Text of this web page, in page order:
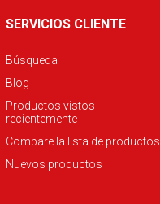
SERVICIOS CLIENTE
Búsqueda
Blog
Productos vistos
recientemente
Compare la lista de productos
Nuevos productos